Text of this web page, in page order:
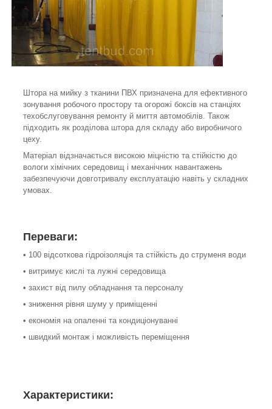
Штора на мийку з тканини ПВХ призначена для ефективного
зонування робочого простору та огорожі боксів на станціях
техобслуговування ремонту й миття автомобілів. Також
підходить як розділова штора для складу або виробничого
цеху.
Матеріал відзначається високою міцністю та стійкістю до
вологи хімічних середовищ і механічних навантажень
забезпечуючи довготривалу експлуатацію навіть у складних
умовах.
Переваги:
• 100 відсоткова гідроізоляція та стійкість до струменя води
• витримує кислі та лужні середовища
• захист від пилу обладнання та персоналу
• зниження рівня шуму у приміщенні
• економія на опаленні та кондиціонуванні
• швидкий монтаж і можливість переміщення
Характеристики: